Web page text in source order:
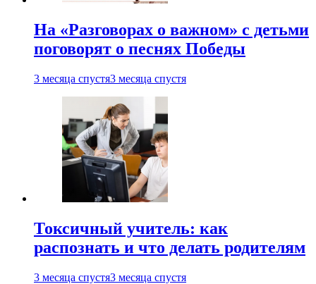
На «Разговорах о важном» с детьми
поговорят о песнях Победы
3 месяца спустя3 месяца спустя
Токсичный учитель: как
распознать и что делать родителям
3 месяца спустя3 месяца спустя